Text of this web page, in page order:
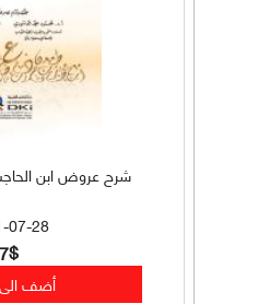
شرح عروض ابن
07-28
7$